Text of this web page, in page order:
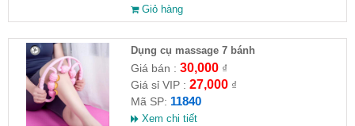
Giỏ hàng
Dụng cụ massage 7 bánh
Giá bán : 30,000₫
Giá sỉ VIP : 27,000₫
Mã SP: 11840
Xem chi tiết